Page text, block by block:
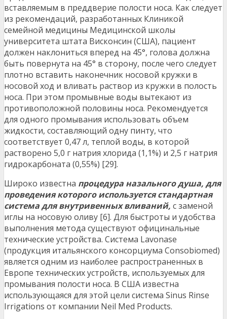
вставляемым в преддверие полости носа. Как следует
из рекомендаций, разработанных Клиникой
семейной медицины Медицинской школы
университета штата Висконсин (США), пациент
должен наклониться вперед на 45°, голова должна
быть повернута на 45° в сторону, после чего следует
плотно вставить наконечник носовой кружки в
носовой ход и вливать раствор из кружки в полость
носа. При этом промывные воды вытекают из
противоположной половины носа. Рекомендуется
для одного промывания использовать объем
жидкости, составляющий одну пинту, что
соответствует 0,47 л, теплой воды, в которой
растворено 5,0 г натрия хлорида (1,1%) и 2,5 г натрия
гидрокарбоната (0,55%) [29].
Широко известна процедура назального душа, для
проведения которого используется стандартная
система для внутривенных вливаний, с заменой
иглы на носовую оливу [6]. Для быстроты и удобства
выполнения метода существуют официнальные
технические устройства. Система Lavonase
(продукция итальянского консорциума Consobiomed)
является одним из наиболее распространенных в
Европе технических устройств, используемых для
промывания полости носа. В США известна
использующаяся для этой цели система Sinus Rinse
Irrigations от компании Neil Med Products.